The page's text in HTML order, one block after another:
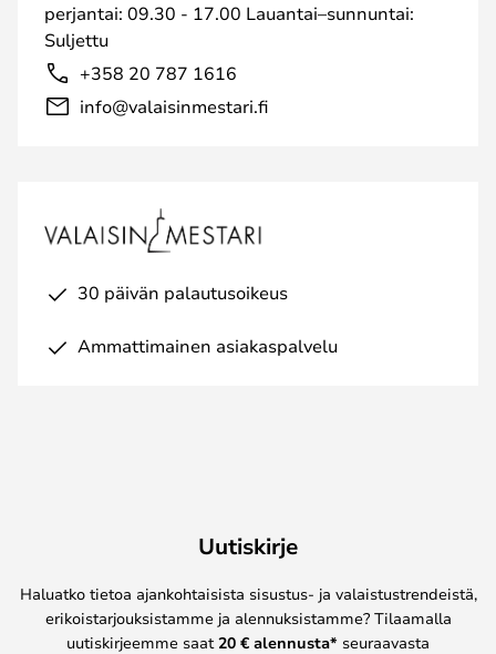
perjantai: 09.30 - 17.00 Lauantai–sunnuntai:
Suljettu
+358 20 787 1616
info@valaisinmestari.fi
30 päivän palautusoikeus
Ammattimainen asiakaspalvelu
Uutiskirje
Haluatko tietoa ajankohtaisista sisustus- ja valaistustrendeistä,
erikoistarjouksistamme ja alennuksistamme? Tilaamalla
uutiskirjeemme saat 20 € alennusta* seuraavasta